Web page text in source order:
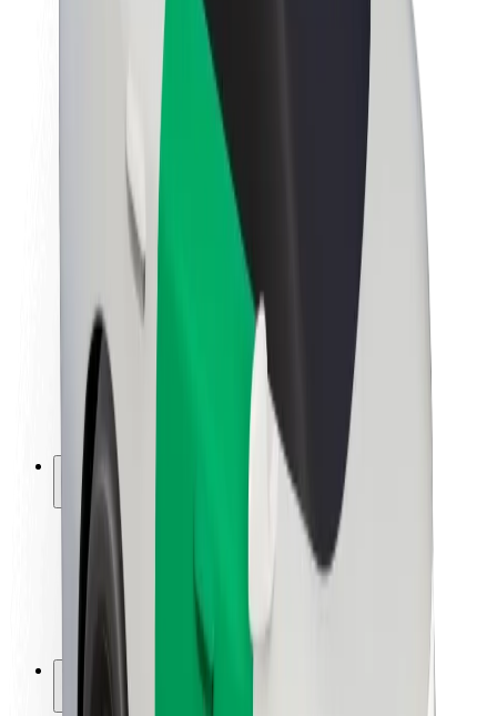
Informazioni Su Bolt
Sostenibilità in Bolt
Project Zero
Sala stampa
Linee guida del marchio
Missione
Relazioni con gli investitori
Leadership
Marca
Media
Fondo Urban
Sicurezza
Viaggia in sicurezza
Guida in sicurezza
Vai in sicurezza
Laboratorio sulla Sicurezza